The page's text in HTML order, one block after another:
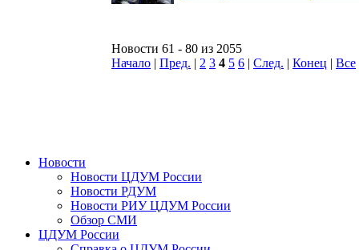
Новости 61 - 80 из 2055
Начало | Пред. | 2 3 4 5 6 | След. | Конец | Все
Новости
Новости ЦДУМ России
Новости РДУМ
Новости РИУ ЦДУМ России
Обзор СМИ
ЦДУМ России